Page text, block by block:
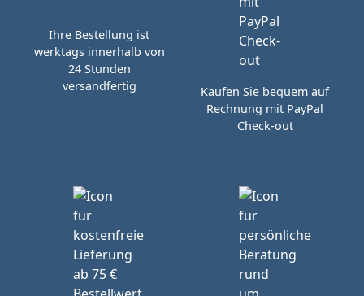
Ihre Bestellung ist
werktags innerhalb von
24 Stunden
versandfertig
Kaufen Sie bequem auf
Rechnung mit PayPal
Check-out